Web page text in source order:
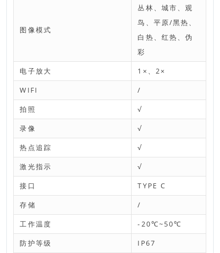
图像模式
丛林、城市、观
鸟、平原/黑热、
白热、红热、伪
彩
电子放大 1×、2×
WIFI /
拍照 √
录像 √
热点追踪 √
激光指示 √
接口 TYPE C
存储 /
工作温度 -20℃~50℃
防护等级 IP67